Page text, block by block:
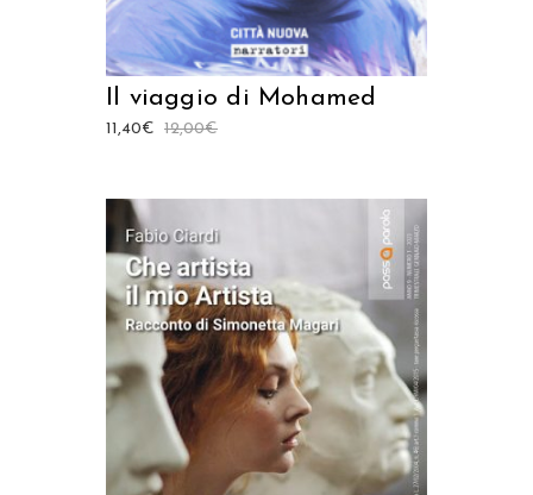
Il viaggio di Mohamed
12,00€
11,40€
AGGIUNGI AL CARRELLO